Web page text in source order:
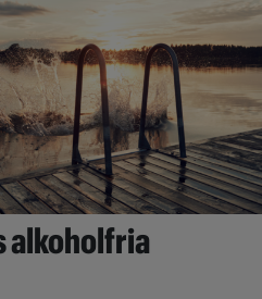
alkoholfria